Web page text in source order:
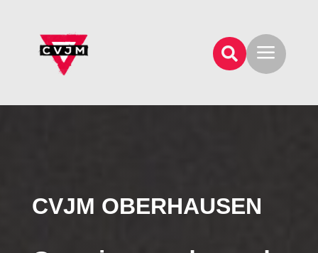
 a
CVJM OBERHAUSEN